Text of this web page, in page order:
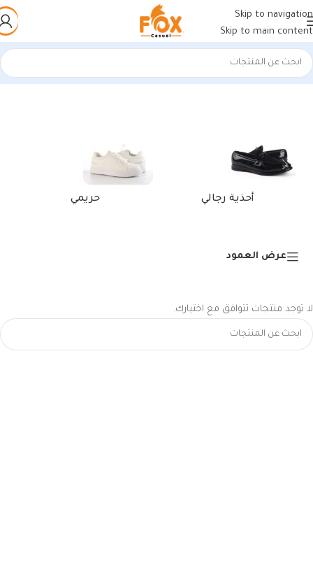
Skip to navigation
Skip to main content
الرئيسية/منتجات تحت الوسم “كوتشي balenciaga”
أحذية رجالي حريمي
عرض العمود
لا توجد منتجات تتوافق مع اختيارك.